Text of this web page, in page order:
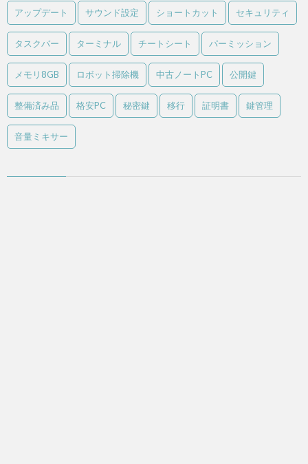
アップデート サウンド設定 ショートカット セキュリティ
タスクバー ターミナル チートシート パーミッション
メモリ8GB ロボット掃除機 中古ノートPC 公開鍵
整備済み品 格安PC 秘密鍵 移行 証明書 鍵管理
音量ミキサー